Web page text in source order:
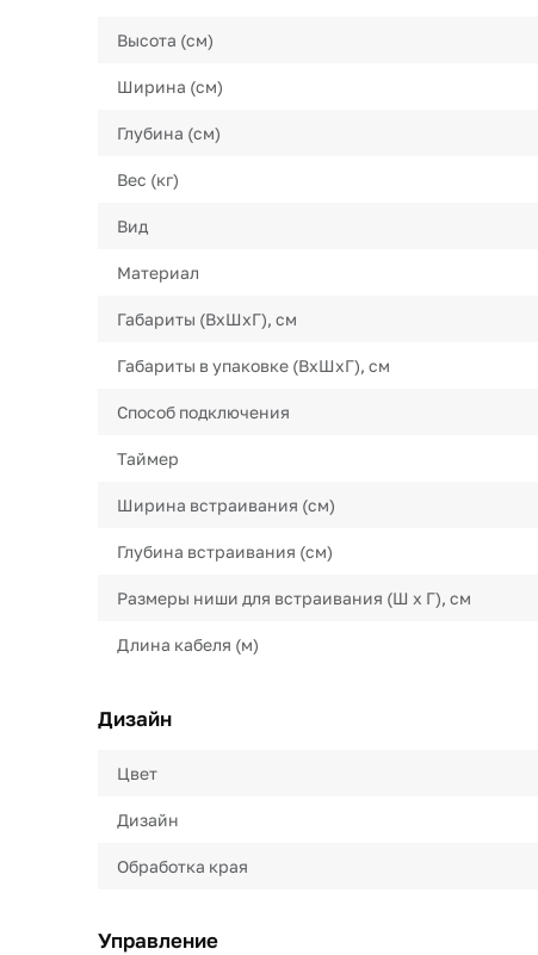
Высота (см)
Ширина (см)
Глубина (см)
Вес (кг)
Вид
Материал
Габариты (ВхШхГ), см
Габариты в упаковке (ВхШхГ), см
Способ подключения
Таймер
Ширина встраивания (см)
Глубина встраивания (см)
Размеры ниши для встраивания (Ш х Г), см
Длина кабеля (м)
Дизайн
Цвет
Дизайн
Обработка края
Управление